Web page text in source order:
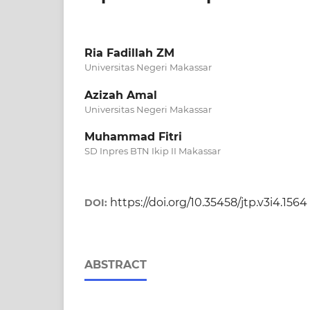
Ria Fadillah ZM
Universitas Negeri Makassar
Azizah Amal
Universitas Negeri Makassar
Muhammad Fitri
SD Inpres BTN Ikip II Makassar
DOI: https://doi.org/10.35458/jtp.v3i4.1564
ABSTRACT